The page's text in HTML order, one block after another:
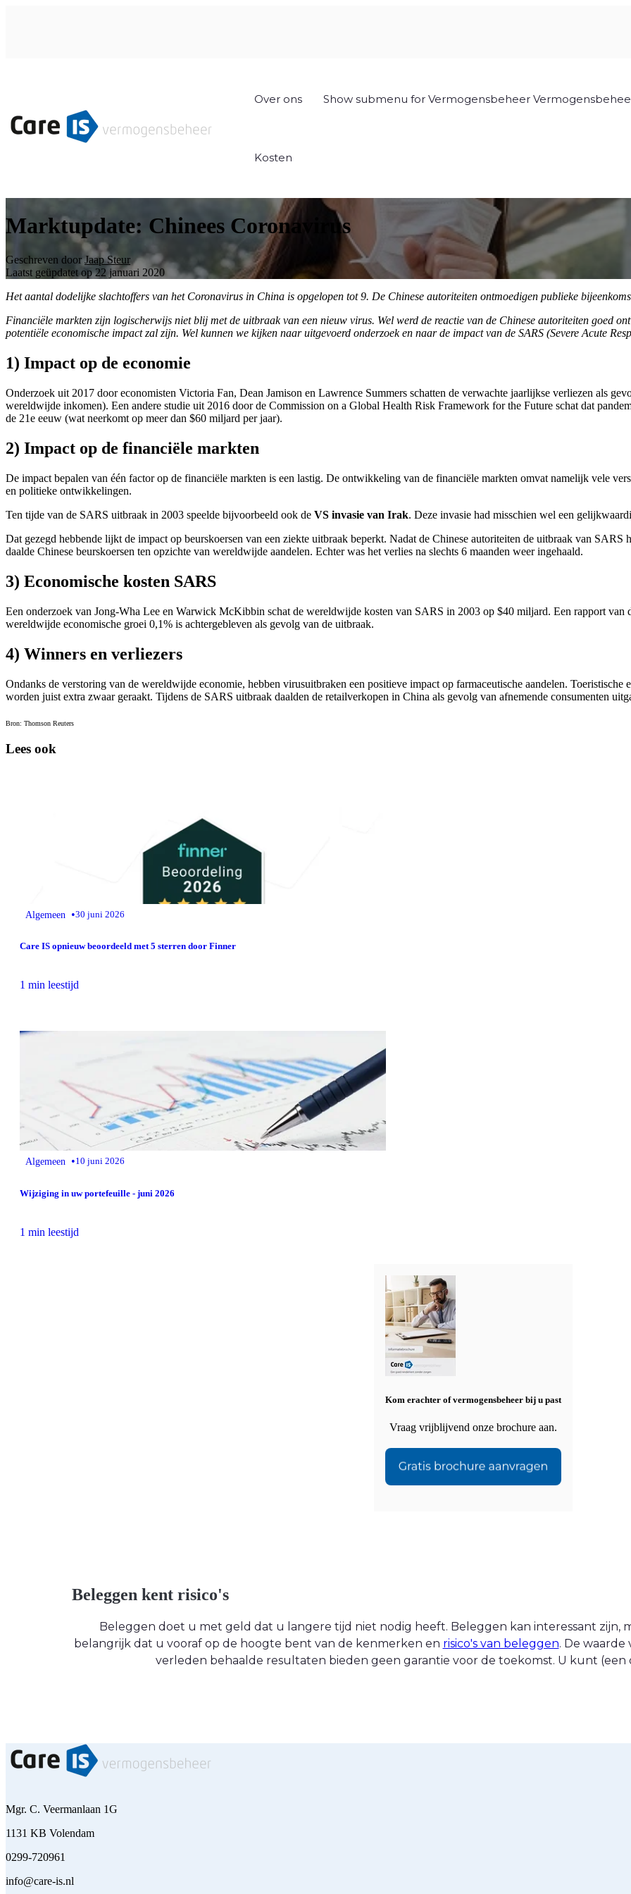
Over ons Show submenu for Vermogensbeheer
Kosten
Marktupdate: Chinees Coronavirus
Geschreven doorJaap Steur
Laatst geüpdatet op 22 januari 2020
Het aantal dodelijke slachtoffers van het Coronavirus in China is opgelopen tot 9. De Chinese autoriteiten ontmoedigen publieke
Financiële markten zijn logischerwijs niet blij met de uitbraak van een nieuw virus. Wel werd de reactie van de Chinese autoriteiten goed
potentiële economische impact zal zijn. Wel kunnen we kijken naar uitgevoerd onderzoek en naar de impact van de SARS (Severe Acute
1) Impact op de economie
Onderzoek uit 2017 door economisten Victoria Fan, Dean Jamison en Lawrence Summers schatten de verwachte jaarlijkse verliezen als
wereldwijde inkomen). Een andere studie uit 2016 door de Commission on a Global Health Risk Framework for the Future schat dat
de 21e eeuw (wat neerkomt op meer dan $60 miljard per jaar).
2) Impact op de financiële markten
De impact bepalen van één factor op de financiële markten is een lastig. De ontwikkeling van de financiële markten omvat namelijk vele
en politieke ontwikkelingen.
Ten tijde van de SARS uitbraak in 2003 speelde bijvoorbeeld ook de VS invasie van Irak. Deze invasie had misschien wel een
Dat gezegd hebbende lijkt de impact op beurskoersen van een ziekte uitbraak beperkt. Nadat de Chinese autoriteiten de uitbraak van
daalde Chinese beurskoersen ten opzichte van wereldwijde aandelen. Echter was het verlies na slechts 6 maanden weer ingehaald.
3) Economische kosten SARS
Een onderzoek van Jong-Wha Lee en Warwick McKibbin schat de wereldwijde kosten van SARS in 2003 op $40 miljard. Een rapport
wereldwijde economische groei 0,1% is achtergebleven als gevolg van de uitbraak.
4) Winners en verliezers
Ondanks de verstoring van de wereldwijde economie, hebben virusuitbraken een positieve impact op farmaceutische aandelen. Toeristische
worden juist extra zwaar geraakt. Tijdens de SARS uitbraak daalden de retailverkopen in China als gevolg van afnemende consumenten
Bron: Thomson Reuters
Lees ook
Algemeen •30 juni 2026
Care IS opnieuw beoordeeld met 5 sterren door Finner
1 min leestijd
Algemeen •10 juni 2026
Wijziging in uw portefeuille - juni 2026
1 min leestijd
Kom erachter of vermogensbeheer bij u past
Vraag vrijblijvend onze brochure aan.
Beleggen kent risico's
Beleggen doet u met geld dat u langere tijd niet nodig heeft. Beleggen kan interessant zijn,
belangrijk dat u vooraf op de hoogte bent van de kenmerken en risico's van beleggen. De
verleden behaalde resultaten bieden geen garantie voor de toekomst. U kunt (een
Mgr. C. Veermanlaan 1G
1131 KB Volendam
0299-720961
info@care-is.nl